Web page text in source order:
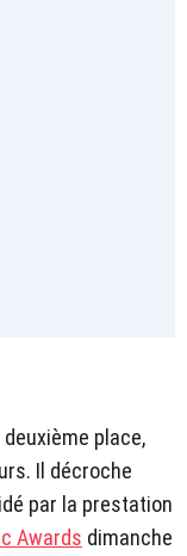
place,
Il décroche
par la prestation
Awards dimanche